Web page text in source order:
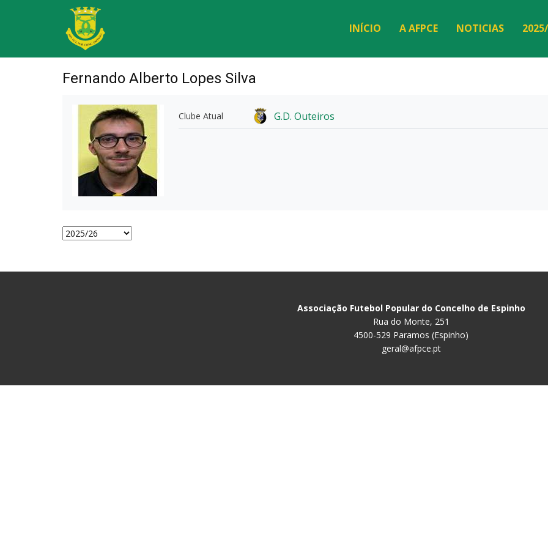
INÍCIO A AFPCE NOTICIAS
Fernando Alberto Lopes Silva
Clube Atual G.D. Outeiros
Associação Futebol Popular do Concelho de Espinho
Rua do Monte, 251
4500-529 Paramos (Espinho)
geral@afpce.pt